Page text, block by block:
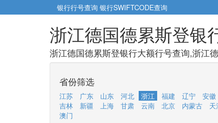
银行行号查询 银行SWIFTCODE查询
浙江德国德累斯登银
浙江德国德累斯登银行大额行号查询,浙江
省份筛选
江苏 广东 山东 河北 浙江 福建 辽宁
安徽
吉林
新疆 上海 甘肃 云南 北京 内蒙古
天
澳门